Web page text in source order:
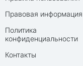
Правовая информация
Политика
конфиденциальности
Контакты